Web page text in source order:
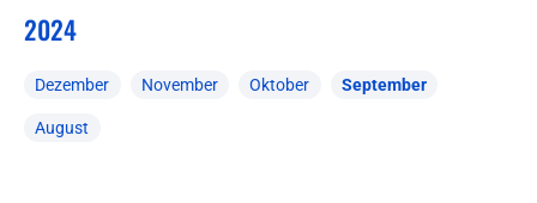
2024
Dezember November Oktober September
August